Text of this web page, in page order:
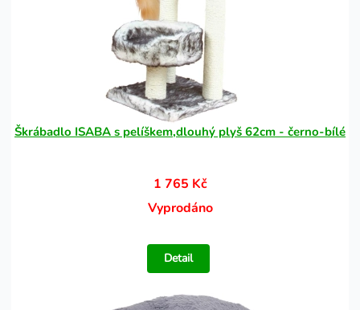
Škrábadlo ISABA s pelíškem,dlouhý plyš 62cm - černo-bílé
1 765 Kč
Vyprodáno
Detail